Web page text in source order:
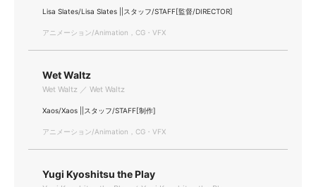
Lisa Slates/Lisa Slates ||スタッフ/STAFF[監督/DIRECTOR]
アニメーション/Animation，CG・VFX
Wet Waltz
Wet Waltz ／ Wet Waltz
Xaos/Xaos ||スタッフ/STAFF[制作]
アニメーション/Animation，CG・VFX
Yugi Kyoshitsu the Play